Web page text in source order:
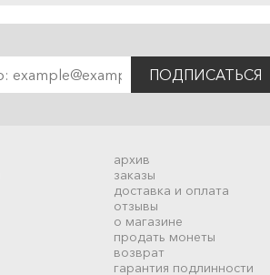
ПОДПИСАТЬСЯ
архив
заказы
доставка и оплата
отзывы
о магазине
продать монеты
возврат
гарантия подлинности